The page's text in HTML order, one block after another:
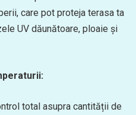
care pot proteja terasa ta
UV dăunătoare, ploaie și
total asupra cantității de